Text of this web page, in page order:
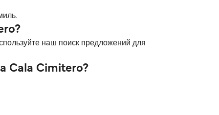
наш поиск предложений для
Cala Cimitero?